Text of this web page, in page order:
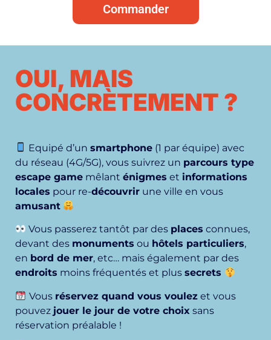
Commander
OUI, MAIS
CONCRÈTEMENT ?
Equipé d’unsmartphone (1 par équipe) avec
du réseau (4G/5G), vous suivrez un parcours type
escape game mêlant énigmes et informations
locales pour re-découvrir une ville en vous
amusant
Vous passerez tantôt par des places connues,
devant des monuments ou hôtels particuliers,
en bord de mer, etc… mais également par des
endroits moins fréquentés et plus secrets
Vous réservez quand vous voulez et vous
pouvez jouer le jour de votre choix sans
réservation préalable !